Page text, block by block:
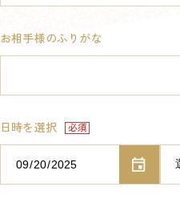
お相手様のふりがな
日時を選択